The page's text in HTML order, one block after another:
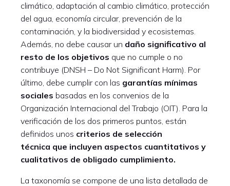
climático, adaptación al cambio climático, protección
del agua, economía circular, prevención de la
contaminación, y la biodiversidad y ecosistemas.
Además, no debe causar un daño significativo al
resto de los objetivos que no cumple o no
contribuye (DNSH – Do Not Significant Harm). Por
último, debe cumplir con las garantías mínimas
sociales basadas en los convenios de la
Organización Internacional del Trabajo (OIT). Para la
verificación de los dos primeros puntos, están
definidos unos criterios de selección
técnica que incluyen aspectos cuantitativos y
cualitativos de obligado cumplimiento.
La taxonomía se compone de una lista detallada de